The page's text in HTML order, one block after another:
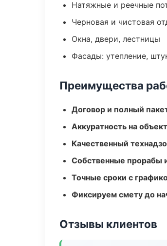
Натяжные и реечные
Черновая и чистовая
Окна, двери, лестницы
Фасады: утепление,
Преимущества
Договор и полный
Аккуратность на
Качественный
Собственные прорабы
Точные сроки с
Фиксируем смету до
Отзывы клиентов